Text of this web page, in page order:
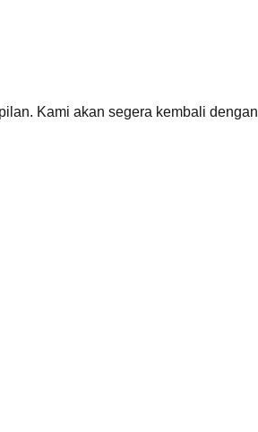
Kami akan segera kembali dengan